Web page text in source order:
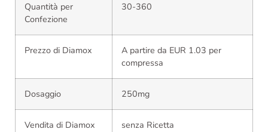
Quantità per
Confezione
30-360
Prezzo di Diamox
A partire da EUR 1.03 per
compressa
Dosaggio 250mg
Vendita di Diamox senza Ricetta